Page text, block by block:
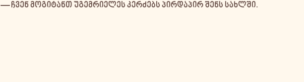
— ჩვენ მოგიტანთ უგემრიელეს კერძებს პირდაპირ შენს სახლში.